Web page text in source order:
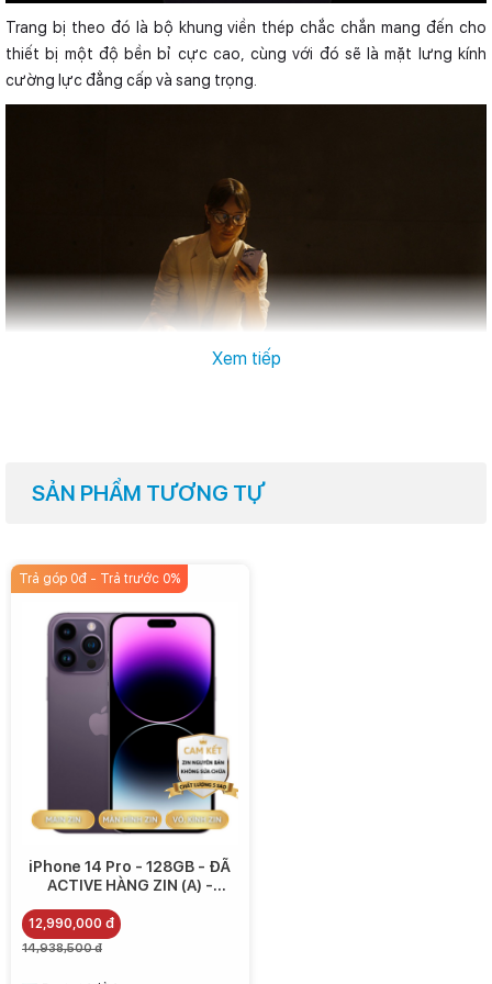
Trang bị theo đó là bộ khung viền thép chắc chắn mang đến cho
thiết bị một độ bền bỉ cực cao, cùng với đó sẽ là mặt lưng kính
cường lực đẳng cấp và sang trọng.
cũng như ứng dụng nặng mà còn tối ưu tiết kiệm điện hơn.
Apple cho biết A16 Bionic là bộ vi xử lý di động nhanh và mạnh nhất
tính mỗi giây, giúp cải thiện hiệu năng tính toán của cả CPU và GPU.
Xem tiếp
SẢN PHẨM TƯƠNG TỰ
Trả góp 0đ - Trả trước 0%
iPhone 14 Pro - 128GB - ĐÃ
ACTIVE HÀNG ZIN (A) -
12,990,000 đ
14,938,500 đ